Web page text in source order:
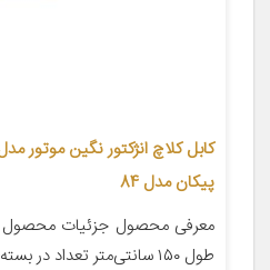
پیکان مدل 84
معرفی محصول جزئیات محصول
طول ۱۵۰ سانتی‌متر تعداد در بسته‌بندی ۱